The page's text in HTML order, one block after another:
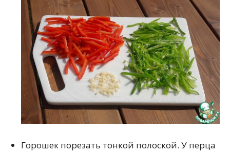
Горошек порезать тонкой полоской. У перца